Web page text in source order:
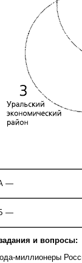
А —
Б —
и вопросы:
миллионеры